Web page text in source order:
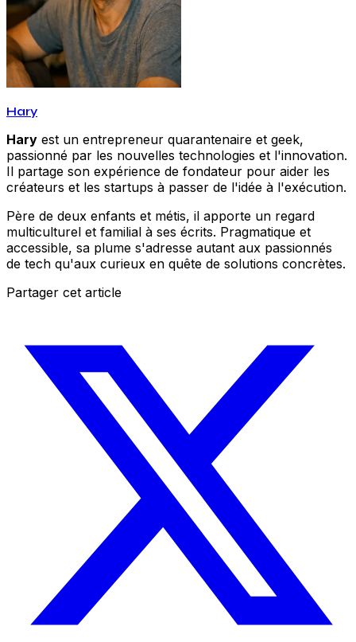
Hary
Hary est un entrepreneur quarantenaire et geek,
passionné par les nouvelles technologies et l'innovation.
Il partage son expérience de fondateur pour aider les
créateurs et les startups à passer de l'idée à l'exécution.
Père de deux enfants et métis, il apporte un regard
multiculturel et familial à ses écrits. Pragmatique et
accessible, sa plume s'adresse autant aux passionnés
de tech qu'aux curieux en quête de solutions concrètes.
Partager cet article